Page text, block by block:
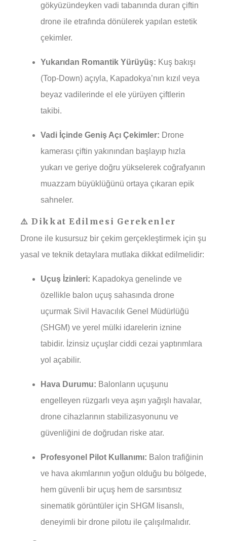
gökyüzündeyken vadi tabanında duran çiftin
drone ile etrafında dönülerek yapılan estetik
çekimler.
Yukarıdan Romantik Yürüyüş: Kuş bakışı
(Top-Down) açıyla, Kapadokya’nın kızıl veya
beyaz vadilerinde el ele yürüyen çiftlerin
takibi.
Vadi İçinde Geniş Açı Çekimler: Drone
kamerası çiftin yakınından başlayıp hızla
yukarı ve geriye doğru yükselerek coğrafyanın
muazzam büyüklüğünü ortaya çıkaran epik
sahneler.
⚠️ Dikkat Edilmesi Gerekenler
Drone ile kusursuz bir çekim gerçekleştirmek için şu
yasal ve teknik detaylara mutlaka dikkat edilmelidir:
Uçuş İzinleri: Kapadokya genelinde ve
özellikle balon uçuş sahasında drone
uçurmak Sivil Havacılık Genel Müdürlüğü
(SHGM) ve yerel mülki idarelerin iznine
tabidir. İzinsiz uçuşlar ciddi cezai yaptırımlara
yol açabilir.
Hava Durumu: Balonların uçuşunu
engelleyen rüzgarlı veya aşırı yağışlı havalar,
drone cihazlarının stabilizasyonunu ve
güvenliğini de doğrudan riske atar.
Profesyonel Pilot Kullanımı: Balon trafiğinin
ve hava akımlarının yoğun olduğu bu bölgede,
hem güvenli bir uçuş hem de sarsıntısız
sinematik görüntüler için SHGM lisanslı,
deneyimli bir drone pilotu ile çalışılmalıdır.